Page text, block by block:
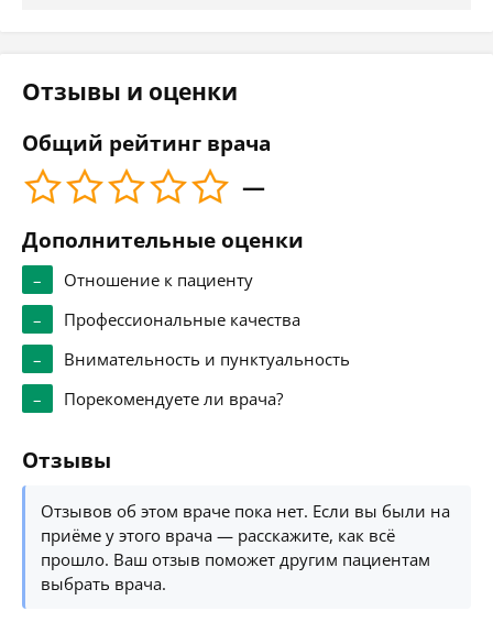
Отзывы и оценки
Общий рейтинг врача
—
Дополнительные оценки
–
Отношение к пациенту
–
Профессиональные качества
–
Внимательность и пунктуальность
–
Порекомендуете ли врача?
Отзывы
Отзывов об этом враче пока нет. Если вы были на
приёме у этого врача — расскажите, как всё
прошло. Ваш отзыв поможет другим пациентам
выбрать врача.